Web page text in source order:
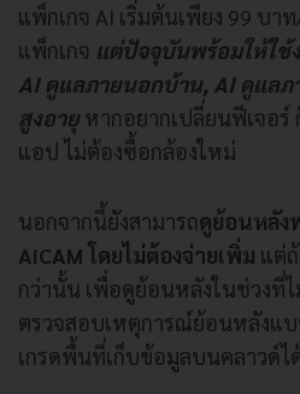
แพ็กเกจ AI เริ่มต้นเพียง 99 บา
แพ็กเกจ แต่ปัจจุบันพร้อมให้ใช้
AI ดูแลภายนอกบ้าน, AI ดูแล
สูงอายุหากอยากเปลี่ยนฟีเจอ
แอป ไม่ต้องซื้อกล้องใหม่
นอกจากนี้ยังสามารถดูย้อนหลัง
AiCAM โดยไม่ต้องจ่ายเพิ่ม แต่
กว่านั้น เพื่อดูย้อนหลังในช่วงที่
ตรวจสอบเหตุการณ์ย้อนหลังแ
เกรดพื้นที่เก็บข้อมูลบนคลาวด์ไ